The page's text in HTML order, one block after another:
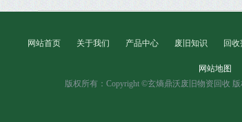
网站首页 关于我们 产品中心 废旧知识 回收
网站地图
版权所有：Copyright ©玄熵鼎沃废旧物资回收 版